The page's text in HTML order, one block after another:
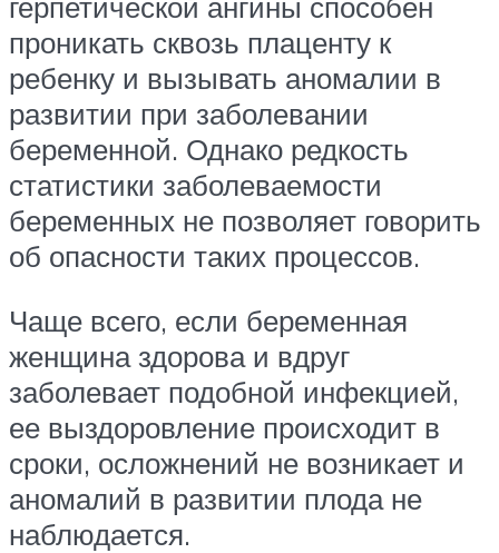
проникать сквозь плаценту к
ребенку и вызывать аномалии в
развитии при заболевании
беременной. Однако редкость
статистики заболеваемости
беременных не позволяет говорить
об опасности таких процессов.
Чаще всего, если беременная
женщина здорова и вдруг
заболевает подобной инфекцией,
ее выздоровление происходит в
сроки, осложнений не возникает и
аномалий в развитии плода не
наблюдается.